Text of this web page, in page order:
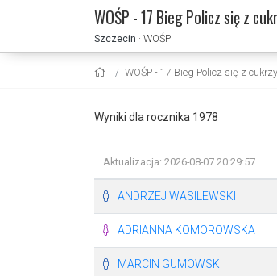
WOŚP - 17 Bieg Policz się z
Szczecin · WOŚP
WOŚP - 17 Bieg Policz się z
Wyniki dla rocznika 1978
Aktualizacja: 2026-08-07 20:29:57
ANDRZEJ WASILEWSKI
ADRIANNA KOMOROWSKA
MARCIN GUMOWSKI